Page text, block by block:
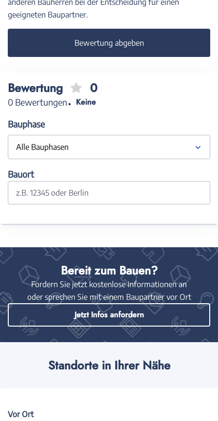
geeigneten Baupartner.
Bewertung abgeben
Bewertung 0
0 Bewertungen
Keine
Bauphase
Alle Bauphasen
Bauort
z.B. 12345 oder Berlin
Bereit zum Bauen?
Fordern Sie jetzt kostenlose Informationen an
oder sprechen Sie mit einem Baupartner vor Ort
Jetzt Infos anfordern
Standorte in Ihrer Nähe
Vor Ort